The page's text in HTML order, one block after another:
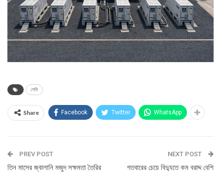
সেমি
Share Facebook Twitter WhatsApp
PREV POST
তিন মাসের জ্বালানি মজুদ সক্ষমতা তৈরির
NEXT POST
গতবারের চেয়ে বিদ্যুতে কম বরাদ্দ বেশি